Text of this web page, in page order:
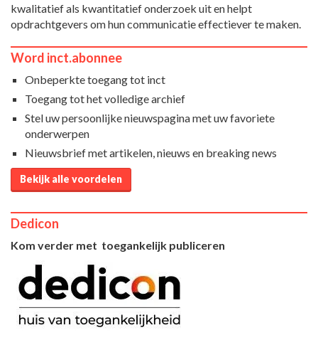
kwalitatief als kwantitatief onderzoek uit en helpt
opdrachtgevers om hun communicatie effectiever te maken.
Word inct.abonnee
Onbeperkte toegang tot inct
Toegang tot het volledige archief
Stel uw persoonlijke nieuwspagina met uw favoriete
onderwerpen
Nieuwsbrief met artikelen, nieuws en breaking news
Bekijk alle voordelen
Dedicon
Kom verder met toegankelijk publiceren